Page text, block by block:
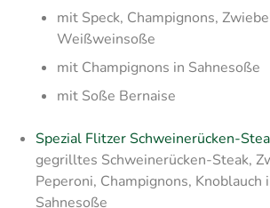
mit Speck, Champignons,
Weißweinsoße
mit Champignons in Sahnesoße
mit Soße Bernaise
Spezial Flitzer Schweinerücken-
gegrilltes Schweinerücken-Steak,
Peperoni, Champignons, Knoblauch
Sahnesoße